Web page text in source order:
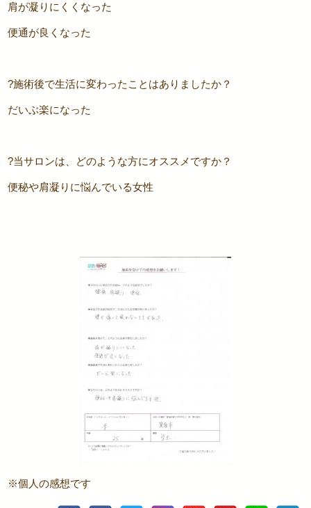
肩が凝りにくくなった
便通が良くなった
?施術後で生活に変わったことはありましたか？
だいぶ楽になった
?当サロンは、どのような方にオススメですか？
便秘や肩凝りに悩んでいる女性
※個人の感想です